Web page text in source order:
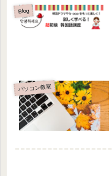
Blog
パソコン教室